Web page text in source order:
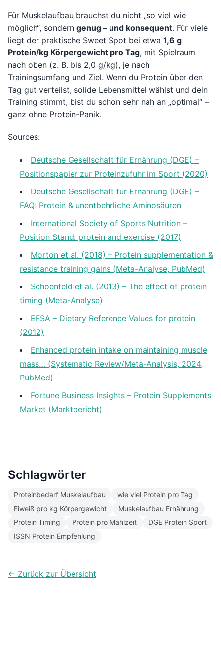
Für Muskelaufbau brauchst du nicht „so viel wie
möglich“, sondern genug – und konsequent. Für viele
liegt der praktische Sweet Spot bei etwa 1,6 g
Protein/kg Körpergewicht pro Tag, mit Spielraum
nach oben (z. B. bis 2,0 g/kg), je nach
Trainingsumfang und Ziel. Wenn du Protein über den
Tag gut verteilst, solide Lebensmittel wählst und dein
Training stimmt, bist du schon sehr nah an „optimal“ –
ganz ohne Protein-Panik.
Sources:
Deutsche Gesellschaft für Ernährung (DGE) –
Positionspapier zur Proteinzufuhr im Sport (2020)
Deutsche Gesellschaft für Ernährung (DGE) –
FAQ: Protein & unentbehrliche Aminosäuren
International Society of Sports Nutrition –
Position Stand: protein and exercise (2017)
Morton et al. (2018) – Protein supplementation &
resistance training gains (Meta-Analyse, PubMed)
Schoenfeld et al. (2013) – The effect of protein
timing (Meta-Analyse)
EFSA – Dietary Reference Values for protein
(2012)
Enhanced protein intake on maintaining muscle
mass… (Systematic Review/Meta-Analysis, 2024,
PubMed)
Fortune Business Insights – Protein Supplements
Market (Marktbericht)
Schlagwörter
Proteinbedarf Muskelaufbau
wie viel Protein pro Tag
Eiweiß pro kg Körpergewicht
Muskelaufbau Ernährung
Protein Timing
Protein pro Mahlzeit
DGE Protein Sport
ISSN Protein Empfehlung
← Zurück zur Übersicht